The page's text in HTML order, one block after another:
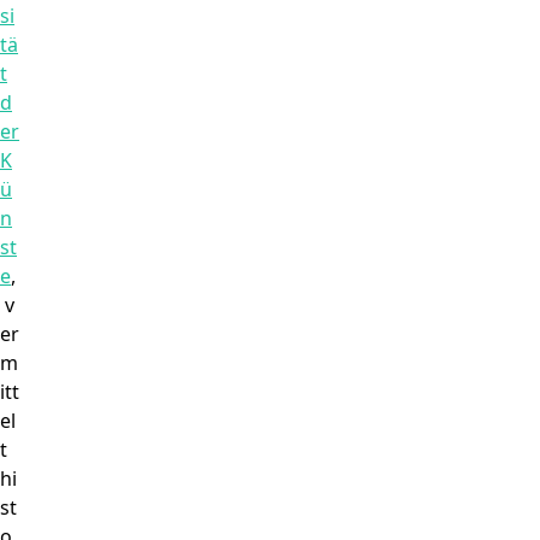
si
tä
t
d
er
K
ü
n
st
e,
v
er
m
itt
el
t
hi
st